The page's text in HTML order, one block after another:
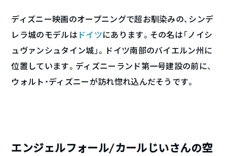
ディズニー映画のオープニングで超お馴染みの、シンデ
レラ城のモデルは ドイツにあります。その名は「ノイシ
ュヴァンシュタイン城」。ドイツ南部のバイエルン州に
位置しています。ディズニーランド第一号建設の前に、
ウォルト・ディズニーが訪れ惚れ込んだそうです。
エンジェルフォール/カールじいさんの空